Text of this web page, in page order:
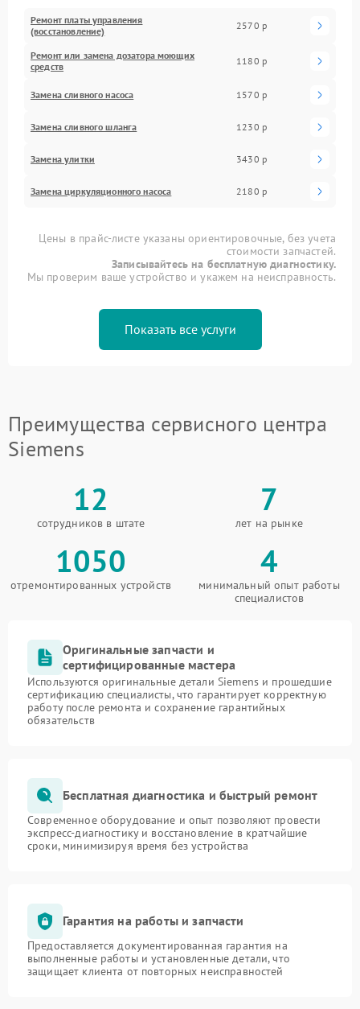
Ремонт платы управления
(восстановление)
2570 р
Ремонт или замена дозатора моющих
средств
1180 р
Замена сливного насоса 1570 р
Замена сливного шланга 1230 р
Замена улитки 3430 р
Замена циркуляционного насоса 2180 р
Цены в прайс-листе указаны ориентировочные, без учета
стоимости запчастей.
Записывайтесь на бесплатную диагностику.
Мы проверим ваше устройство и укажем на неисправность.
Показать все услуги
Преимущества сервисного центра
Siemens
12
сотрудников в штате
7
лет на рынке
1050
отремонтированных устройств
4
минимальный опыт работы
специалистов
Оригинальные запчасти и
сертифицированные мастера
Используются оригинальные детали Siemens и прошедшие
сертификацию специалисты, что гарантирует корректную
работу после ремонта и сохранение гарантийных
обязательств
Бесплатная диагностика и быстрый ремонт
Современное оборудование и опыт позволяют провести
экспресс-диагностику и восстановление в кратчайшие
сроки, минимизируя время без устройства
Гарантия на работы и запчасти
Предоставляется документированная гарантия на
выполненные работы и установленные детали, что
защищает клиента от повторных неисправностей